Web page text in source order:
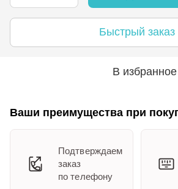
Быстрый заказ
В избранное
Ваши преимущества при
Подтверждаем
заказ
по телефону